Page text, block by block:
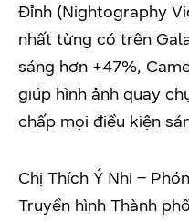
Đỉnh (Nightography
nhất từng có trên
sáng hơn +47%,
giúp hình ảnh quay
chấp mọi điều kiện
Chị Thích Ý Nhi –
Truyền hình Thành